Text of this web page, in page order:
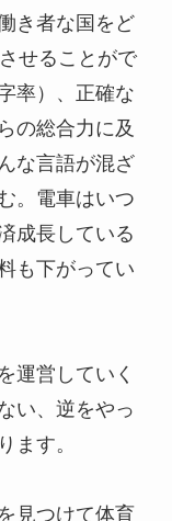
き者な国をど
せることがで
率）、正確な
の総合力に及
な言語が混ざ
。電車はいつ
成長している
も下がってい
運営していく
い、逆をやっ
ます。
見つけて体育